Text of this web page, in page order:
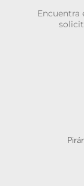
Encuentra